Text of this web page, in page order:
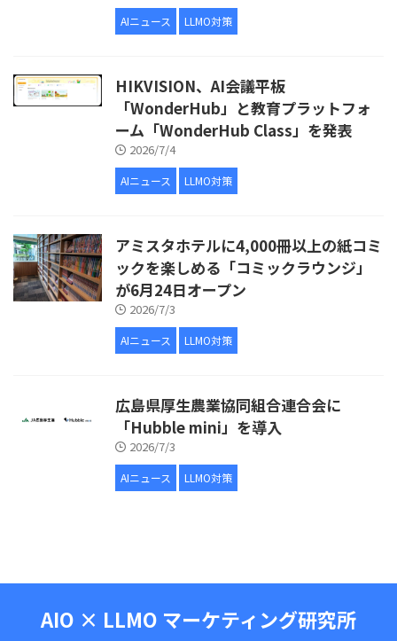
AIニュース LLMO対策
HIKVISION、AI会議平板
「WonderHub」と教育プラットフォ
ーム「WonderHub Class」を発表
2026/7/4
AIニュース LLMO対策
アミスタホテルに4,000冊以上の紙コミ
ックを楽しめる「コミックラウンジ」
が6月24日オープン
2026/7/3
AIニュース LLMO対策
広島県厚生農業協同組合連合会に
「Hubble mini」を導入
2026/7/3
AIニュース LLMO対策
AIO × LLMO マーケティング研究所